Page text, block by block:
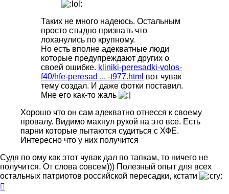
Таких не много надеюсь. Остальным
просто стыдно признать что
лоханулись по крупному.
Но есть вполне адекватные люди
которые предупреждают других о
своей ошибке. kliniki-peresadki-volos-
f40/hfe-peresad ... -t977.html вот чувак
тему создал. И даже фотки поставил.
Мне его как-то жаль
Хорошо что он сам адекватно отнесся к своему
провалу. Видимо махнул рукой на это все. Есть
парни которые пытаются судиться с ХФЕ.
Интересно что у них получится
Судя по ому как этот чувак дал по тапкам, то ничего не
получится. От слова совсем))) Полезный опыт для всех
остальных патриотов российской пересадки, кстати